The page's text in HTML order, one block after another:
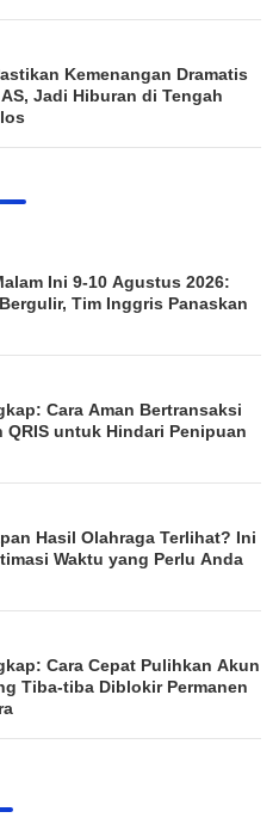
Kemenangan Dramatis
Jadi Hiburan di Tengah
Ini 9-10 Agustus 2026:
Tim Inggris Panaskan
Cara Aman Bertransaksi
QRIS untuk Hindari Penipuan
Hasil Olahraga Terlihat? Ini
Waktu yang Perlu Anda
Cara Cepat Pulihkan Akun
Tiba-tiba Diblokir Permanen